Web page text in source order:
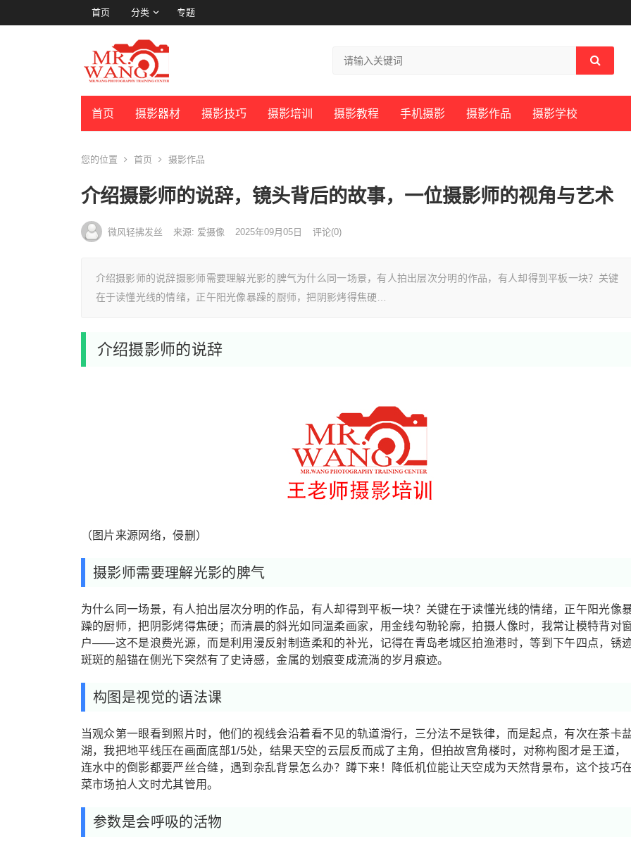
首页 分类 专题
首页 摄影器材 摄影技巧 摄影培训 摄影教程 手机摄影 摄影作品 摄影学校
您的位置 首页 摄影作品
介绍摄影师的说辞，镜头背后的故事，一位摄影师的视角与艺术
微风轻拂发丝 来源: 爱摄像 2025年09月05日 评论(0)
介绍摄影师的说辞摄影师需要理解光影的脾气为什么同一场景，有人拍出层次分明的作品，有人却得到平板一块？关键
在于读懂光线的情绪，正午阳光像暴躁的厨师，把阴影烤得焦硬…
介绍摄影师的说辞
（图片来源网络，侵删）
摄影师需要理解光影的脾气
为什么同一场景，有人拍出层次分明的作品，有人却得到平板一块？关键在于读懂光线的情绪，正午阳光像
躁的厨师，把阴影烤得焦硬；而清晨的斜光如同温柔画家，用金线勾勒轮廓，拍摄人像时，我常让模特背对
户——这不是浪费光源，而是利用漫反射制造柔和的补光，记得在青岛老城区拍渔港时，等到下午四点，锈
斑斑的船锚在侧光下突然有了史诗感，金属的划痕变成流淌的岁月痕迹。
构图是视觉的语法课
当观众第一眼看到照片时，他们的视线会沿着看不见的轨道滑行，三分法不是铁律，而是起点，有次在茶卡
湖，我把地平线压在画面底部1/5处，结果天空的云层反而成了主角，但拍故宫角楼时，对称构图才是王道，
连水中的倒影都要严丝合缝，遇到杂乱背景怎么办？蹲下来！降低机位能让天空成为天然背景布，这个技巧
菜市场拍人文时尤其管用。
参数是会呼吸的活物